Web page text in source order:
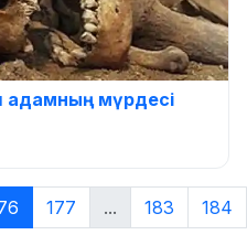
мүрдесі
177 ... 183 184